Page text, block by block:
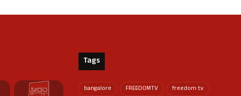
Tags
bangalore FREEDOMTV
freedom tv